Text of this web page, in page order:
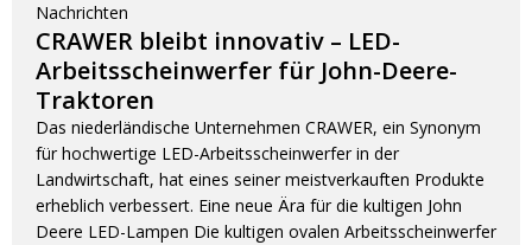
Nachrichten
CRAWER bleibt innovativ – LED-
Arbeitsscheinwerfer für John-Deere-
Traktoren
Das niederländische Unternehmen CRAWER, ein Synonym
für hochwertige LED-Arbeitsscheinwerfer in der
Landwirtschaft, hat eines seiner meistverkauften Produkte
erheblich verbessert. Eine neue Ära für die kultigen John
Deere LED-Lampen Die kultigen ovalen Arbeitsscheinwerfer